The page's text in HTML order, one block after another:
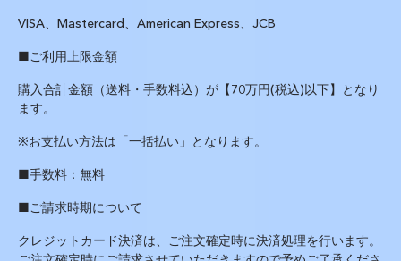
VISA、 Mastercard、 American Express、 JCB
■ご利用上限金額
購入合計金額（送料・手数料込）が【70万円(税込)以下】となり
ます。
※お支払い方法は「一括払い」となります。
■手数料：無料
■ご請求時期について
クレジットカード決済は、ご注文確定時に決済処理を行います。